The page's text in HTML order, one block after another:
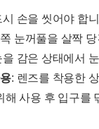
시 손을 씻어야 합
눈꺼풀을 살짝
을 감은 상태에서
: 렌즈를 착용한
해 사용 후 입구를